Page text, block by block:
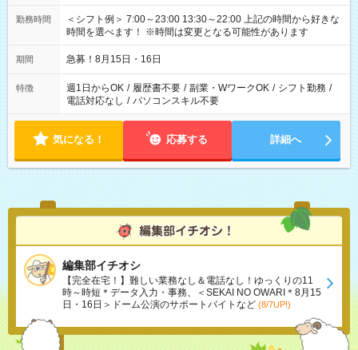
勤務時間
＜シフト例＞ 7:00～23:00 13:30～22:00 上記の時間から好きな
時間を選べます！ ※時間は変更となる可能性があります
期間 急募！8月15日・16日
特徴 週1日からOK / 履歴書不要 / 副業・WワークOK / シフト勤務 /
電話対応なし / パソコンスキル不要
気になる！ 応募する 詳細へ
編集部イチオシ
【完全在宅！】難しい業務なし＆電話なし！ゆっくりの11
時～時短＊データ入力・事務、＜SEKAI NO OWARI＊8月15
日・16日＞ドーム公演のサポートバイトなど (8/7UP!)